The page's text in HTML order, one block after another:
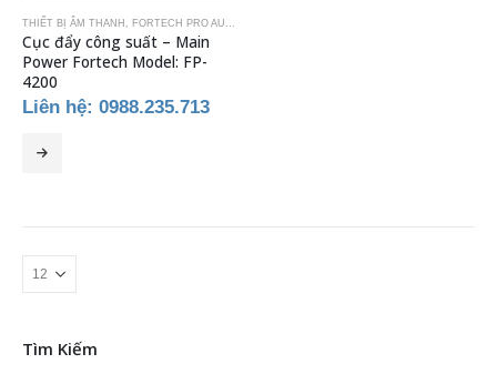
THIẾT BỊ ÂM THANH FORTECH PRO AUDIO
Cục đẩy công suất – Main
Power Fortech Model: FP-
4200
Liên hệ: 0988.235.713
Tìm Kiếm